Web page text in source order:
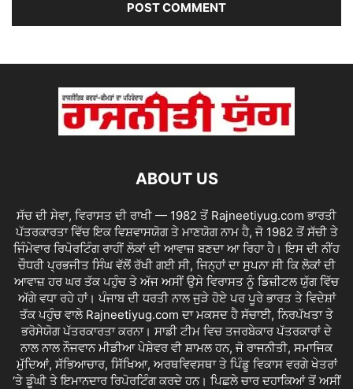
ABOUT US
ਸੱਚ ਦੀ ਸੇਵਾ, ਵਿਰਾਸਤ ਦੀ ਰਾਖੀ — 1982 ਤੋਂ Rajneetiyug.com ਭਾਰਤੀ
ਪੱਤਰਕਾਰਤਾ ਵਿੱਚ ਇਕ ਵਿਸ਼ਵਾਸਯੋਗ ਤੇ ਮਾਣਯੋਗ ਨਾਮ ਹੈ, ਜੋ 1982 ਤੋਂ ਸੱਚੀ ਤੇ
ਜਿੰਮੇਵਾਰ ਰਿਪੋਰਟਿੰਗ ਰਾਹੀਂ ਲੋਕਾਂ ਦੀ ਆਵਾਜ਼ ਬਣਦਾ ਆ ਰਿਹਾ ਹੈ। ਇਸ ਦੀ ਨੀਂਹ
ਚੌਧਰੀ ਪ੍ਰਭਜੀਤ ਸਿੰਘ ਵੱਲੋਂ ਰੱਖੀ ਗਈ ਸੀ, ਜਿਨ੍ਹਾਂ ਦਾ ਸੁਪਨਾ ਸੀ ਕਿ ਲੋਕਾਂ ਦੀ
ਆਵਾਜ਼ ਹਰ ਘਰ ਤੱਕ ਪਹੁੰਚ ਤੇ ਅੱਜ ਅਸੀਂ ਉਸੇ ਵਿਰਾਸਤ ਨੂੰ ਡਿਜ਼ੀਟਲ ਯੁੱਗ ਵਿੱਚ
ਅੱਗੇ ਵਧਾ ਰਹੇ ਹਾਂ। ਪੰਜਾਬ ਦੀ ਧਰਤੀ ਨਾਲ ਜੁੜੇ ਹੋਏ ਪਰ ਪੂਰੇ ਭਾਰਤ ਤੇ ਵਿਦੇਸ਼ਾਂ
ਤੱਕ ਪਹੁੰਚ ਵਾਲੇ Rajneetiyug.com ਦਾ ਮਕਸਦ ਹੈ ਸੱਚਾਈ, ਨਿਰਪੱਖਤਾ ਤੇ
ਭਰੋਸੇਯੋਗ ਪੱਤਰਕਾਰਤਾ ਕਰਨਾ। ਸਾਡੀ ਟੀਮ ਵਿਚ ਤਜਰਬੇਕਾਰ ਪੱਤਰਕਾਰਾਂ ਦੇ
ਨਾਲ ਨਾਲ ਨੌਜਵਾਨ ਮੀਡੀਆ ਪੇਸ਼ੇਵਰ ਵੀ ਸ਼ਾਮਲ ਹਨ, ਜੋ ਰਾਜਨੀਤੀ, ਸਮਾਜਿਕ
ਮੁੱਦਿਆਂ, ਸੱਭਿਆਚਾਰ, ਸਿੱਖਿਆ, ਅਰਥਵਿਵਸਥਾ ਤੇ ਪਿੰਡੂ ਵਿਕਾਸ ਵਰਗੇ ਖੇਤਰਾਂ
‘ਤੇ ਡੂੰਘੀ ਤੇ ਇਮਾਨਦਾਰ ਰਿਪੋਰਟਿੰਗ ਕਰਦੇ ਹਨ। ਪਿਛਲੇ ਚਾਰ ਦਹਾਕਿਆਂ ਤੋਂ ਅਸੀਂ